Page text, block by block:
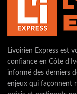
Livoirien Express est
confiance en Côte
informé des derniers
enjeux qui façonnent